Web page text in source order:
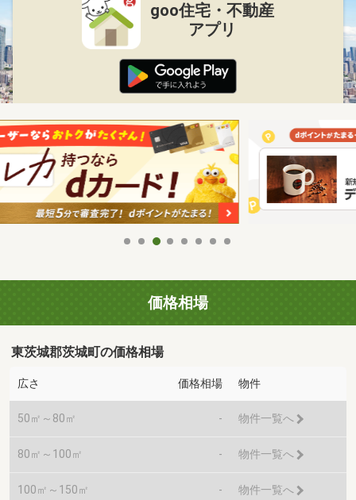
goo住宅・不動産
アプリ
価格相場
東茨城郡茨城町の価格相場
広さ 価格相場 物件
50㎡～80㎡ - 物件一覧へ
80㎡～100㎡ - 物件一覧へ
100㎡～150㎡ - 物件一覧へ